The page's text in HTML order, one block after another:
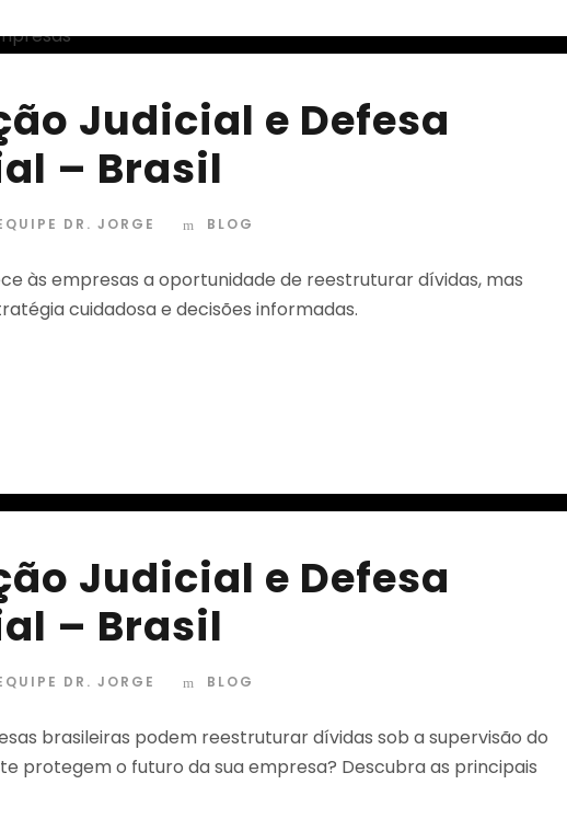
Judicial e Defesa
– Brasil
DR. JORGE BLOG
às empresas a oportunidade de reestruturar dívidas, mas
cuidadosa e decisões informadas.
Judicial e Defesa
– Brasil
DR. JORGE BLOG
brasileiras podem reestruturar dívidas sob a supervisão do
protegem o futuro da sua empresa? Descubra as principais